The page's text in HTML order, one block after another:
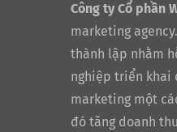
Công ty Cổ phần
marketing
thành lập nhằm
nghiệp triển khai
marketing một
đó tăng doanh